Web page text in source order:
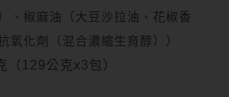
、椒麻油（大豆沙拉油、花椒香
氧化劑（混合濃縮生育醇））
（129公克x3包）